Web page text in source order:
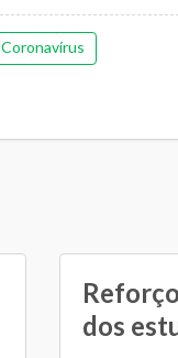
Coronavírus
dos